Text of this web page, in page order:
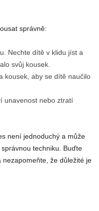
správně:
Nechte dítě v klidu jíst a
svůj kousek.
kousek, aby se dítě naučilo
unavenost nebo ztratí
není jednoduchý a může
techniku. Buďte
že důležité je